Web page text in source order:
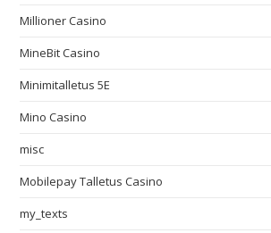
Millioner Casino
MineBit Casino
Minimitalletus 5E
Mino Casino
misc
Mobilepay Talletus Casino
my_texts